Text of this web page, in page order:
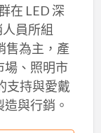
在 LED 深
員所組
售為主，產
場、照明市
支持與愛戴
與行銷。